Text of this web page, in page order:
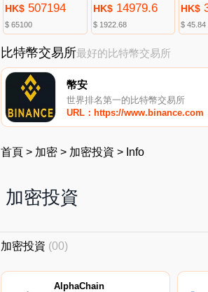
HK$ 507194
$ 65100
HK$14979.6
$ 1922.68
HK$
$ 45.84
比特幣交易所最好的比特幣交易所
幣安
世界排名第一的比特幣交易所
URL：https://www.binance.com
首頁 > 加密 > 加密投資 > Info
加密投資
加密投資 (00)
AlphaChain